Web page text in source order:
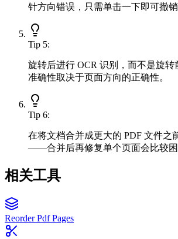
针方向错误，只需单击一下即可撤销
Tip 5:
旋转后进行 OCR 识别，而不是旋
准确性取决于页面方向的正确性。
Tip 6:
在将文档合并成更大的 PDF 文件之
——合并后再修复单个页面会比较困
相关工具
Reorder Pdf Pages